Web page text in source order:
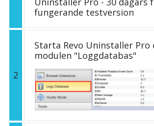
fungerande testversion
2
Starta Revo Uninstaller Pro
modulen "Loggdatabas"